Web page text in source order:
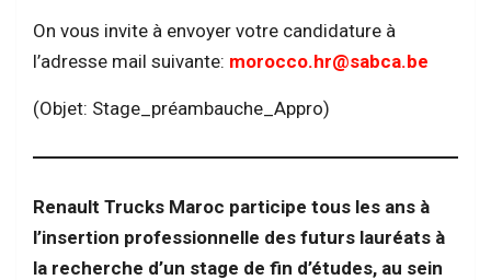
On vous invite à envoyer votre candidature à
l’adresse mail suivante: morocco.hr@sabca.be
(Objet: Stage_préambauche_Appro)
Renault Trucks Maroc participe tous les ans à
l’insertion professionnelle des futurs lauréats à
la recherche d’un stage de fin d’études, au sein